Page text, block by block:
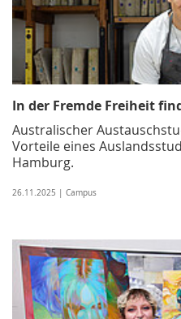
In der Fremde Freiheit
Australischer
Vorteile eines
Hamburg.
26.11.2025 | Campus